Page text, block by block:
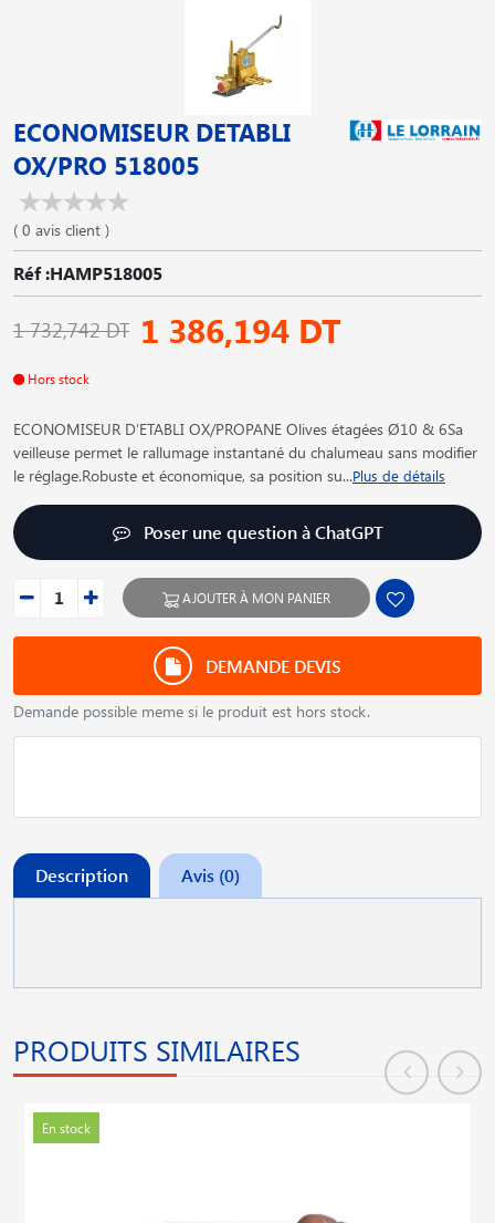
ECONOMISEUR DETABLI
OX/PRO 518005
( 0 avis client )
Réf :HAMP518005
1 732,742 DT 1 386,194 DT
Hors stock
ECONOMISEUR D′ETABLI OX/PROPANE Olives étagées Ø10 & 6Sa
veilleuse permet le rallumage instantané du chalumeau sans modifier
le réglage.Robuste et économique, sa position su...Plus de détails
Poser une question à ChatGPT
AJOUTER À MON PANIER
DEMANDE DEVIS
Demande possible meme si le produit est hors stock.
Description Avis (0)
PRODUITS SIMILAIRES
En stock